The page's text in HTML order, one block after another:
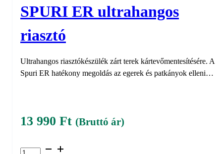
SPURI ER ultrahangos
riasztó
Ultrahangos riasztókészülék zárt terek kártevőmentesítésére. A
Spuri ER hatékony megoldás az egerek és patkányok elleni…
13 990 Ft (Bruttó ár)
SPURI